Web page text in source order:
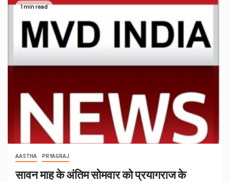
1 min read
AASTHA PRYAGRAJ
सावन माह के अंतिम सोमवार को प्रयागराज के